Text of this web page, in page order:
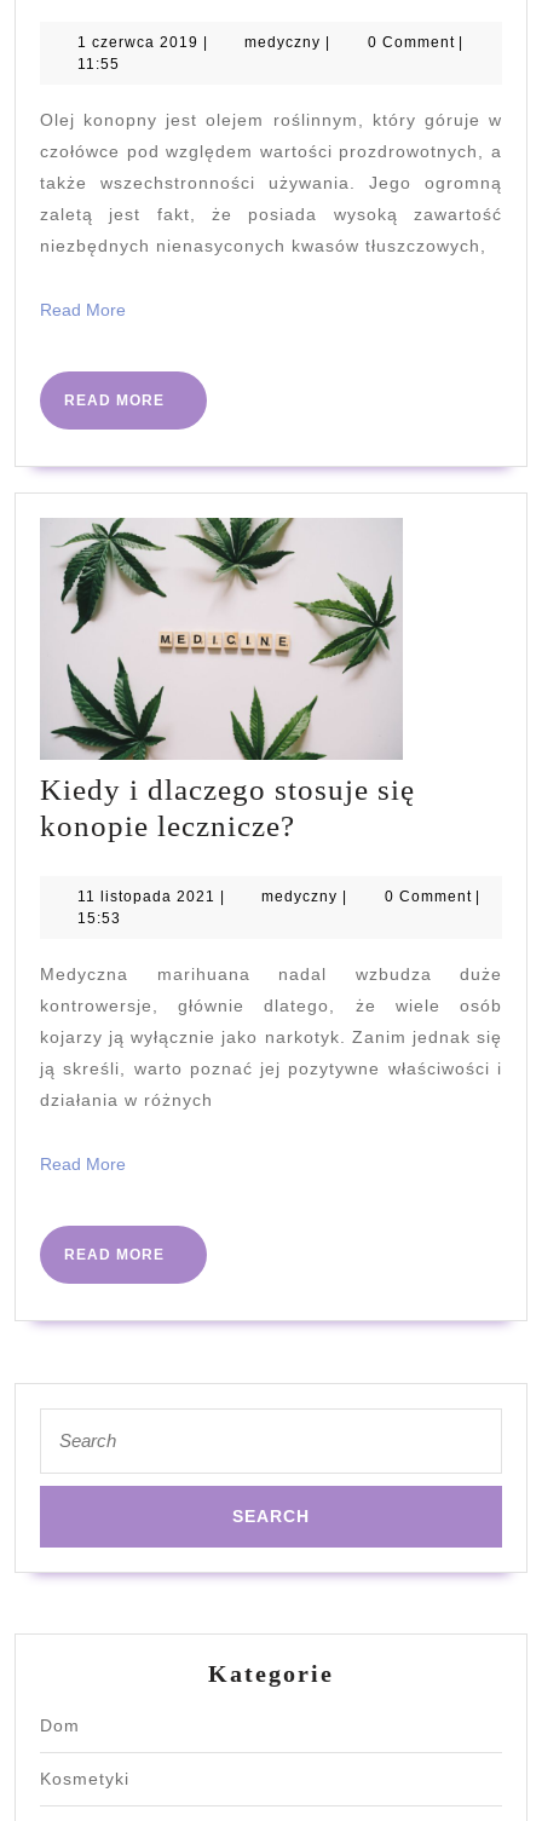
1 czerwca 2019 1
medyczny medyczny0 Comment
11:55
Olej konopny jest olejem roślinnym, który góruje w
czołówce pod względem wartości prozdrowotnych, a
także wszechstronności używania. Jego ogromną
zaletą jest fakt, że posiada wysoką zawartość
niezbędnych nienasyconych kwasów tłuszczowych,
Read More
READ MORE
READ
MORE
Kiedy i dlaczego stosuje się
konopie lecznicze?
dlaczego
się
konopie
lecznicze?
11 listopada 2021 11
medyczny medyczny0 Comment
15:53
Medyczna marihuana nadal wzbudza duże
kontrowersje, głównie dlatego, że wiele osób
kojarzy ją wyłącznie jako narkotyk. Zanim jednak się
ją skreśli, warto poznać jej pozytywne właściwości i
działania w różnych
Read More
READ MORE
READ
MORE
for:
Kategorie
Dom
Kosmetyki